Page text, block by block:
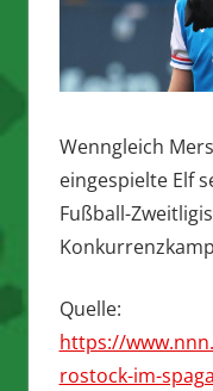
Wenngleich
eingespielte Elf
Fußball-
Quelle:
https://
rostock-im-